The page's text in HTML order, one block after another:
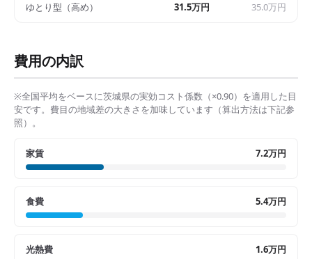
ゆとり型（高め） 31.5万円 35.0万円
費用の内訳
※全国平均をベースに茨城県の実効コスト係数（×0.90）を適用した目
安です。費目の地域差の大きさを加味しています（算出方法は下記参
照）。
家賃 7.2万円
食費 5.4万円
光熱費 1.6万円